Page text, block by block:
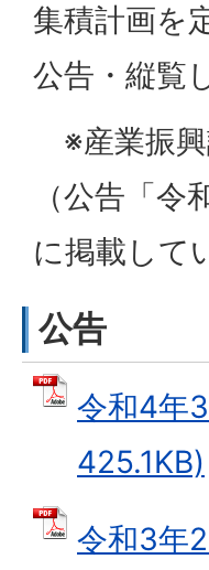
集積計画を
公告・縦覧
※産業振興
（公告「
に掲載して
公告
令和4年
425.1KB)
令和3年